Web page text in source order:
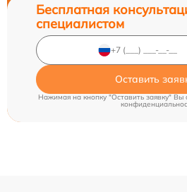
Бесплатная
специалистом
Оставить
Нажимая на кнопку "Оставить заявку" Вы